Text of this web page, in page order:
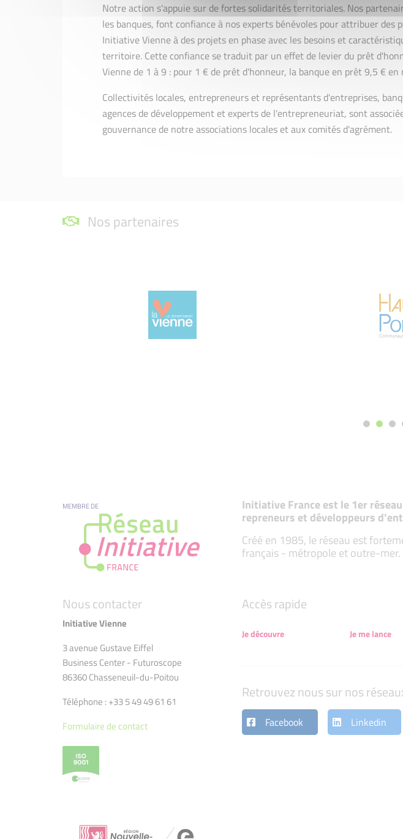
Notre action s'appuie sur de fortes solidarités territoriales. Nos
les banques, font confiance à nos experts bénévoles pour attribuer des
Initiative Vienne à des projets en phase avec les besoins et
territoire. Cette confiance se traduit par un effet de levier du prêt
Vienne de 1 à 9 : pour 1 € de prêt d'honneur, la banque en prêt 9,5 € en
Collectivités locales, entrepreneurs et représentants d'entreprises,
agences de développement et experts de l'entrepreneuriat, sont
gouvernance de notre associations locales et aux comités d'agrément.
Nos partenaires
MEMBRE DE Initiative France est le 1er
repreneurs et développeurs
Créé en 1985, le réseau est
français - métropole et outre-mer.
Nous contacter
Initiative Vienne
3 avenue Gustave Eiffel
Business Center - Futuroscope
86360 Chasseneuil-du-Poitou
Téléphone : +33 5 49 49 61 61
Formulaire de contact
Accès rapide
Je découvre Je me lance
Retrouvez nous sur nos
Facebook Linkedin